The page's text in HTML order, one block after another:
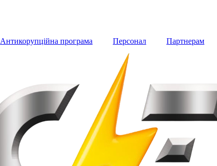
Антикорупційна програма Персонал Партнерам